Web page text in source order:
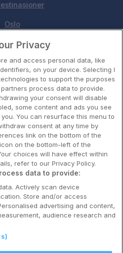
Oslo
Bergen
Norden
HotellKupp
avbrekk
i var
Privacy
and access personal data, like
on your device. Selecting I
to support the purposes
process data to provide.
your consent will disable
some content and ads you see
You can resurface this menu to
consent at any time by
link on the bottom of the
on the bottom-left of the
choices will have effect within
refer to our Privacy Policy.
data to provide:
Actively scan device
Store and/or access
advertising and content,
audience research and